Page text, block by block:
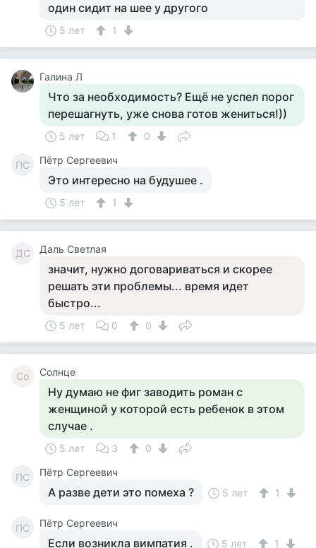
один сидит на шее у другого
5 лет 1
Галина Л
Что за необходимость? Ещё не успел порог
перешагнуть, уже снова готов жениться!))
5 лет 1 0
ПС Пётр Сергеевич
Это интересно на будушее .
5 лет 1
ДС Даль Светлая
значит, нужно договариваться и скорее
решать эти проблемы... время идет
быстро...
5 лет 0 0
Со Солнце
Ну думаю не фиг заводить роман с
женщиной у которой есть ребенок в этом
случае .
5 лет 3 0
ПС Пётр Сергеевич
А разве дети это помеха ? 5 лет 1
ПС Пётр Сергеевич
Если возникла вимпатия . 5 лет 1